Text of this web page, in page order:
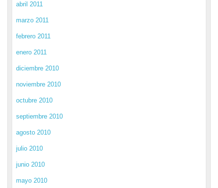
abril 2011
marzo 2011
febrero 2011
enero 2011
diciembre 2010
noviembre 2010
octubre 2010
septiembre 2010
agosto 2010
julio 2010
junio 2010
mayo 2010